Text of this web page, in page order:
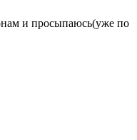
и просыпаюсь(уже по